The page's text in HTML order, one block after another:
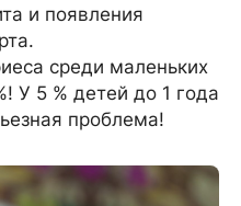
и появления
среди маленьких
У 5 % детей до 1 года
проблема!